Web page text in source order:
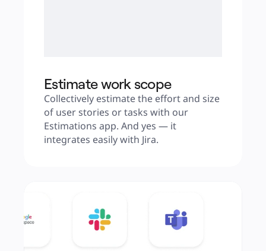
Estimate work scope
Collectively estimate the effort and size
of user stories or tasks with our
Estimations app. And yes — it
integrates easily with Jira.